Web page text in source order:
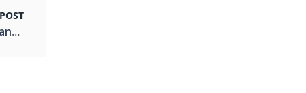
Prêmio Profissionais da Beleza e da Moda Paranaense 2019